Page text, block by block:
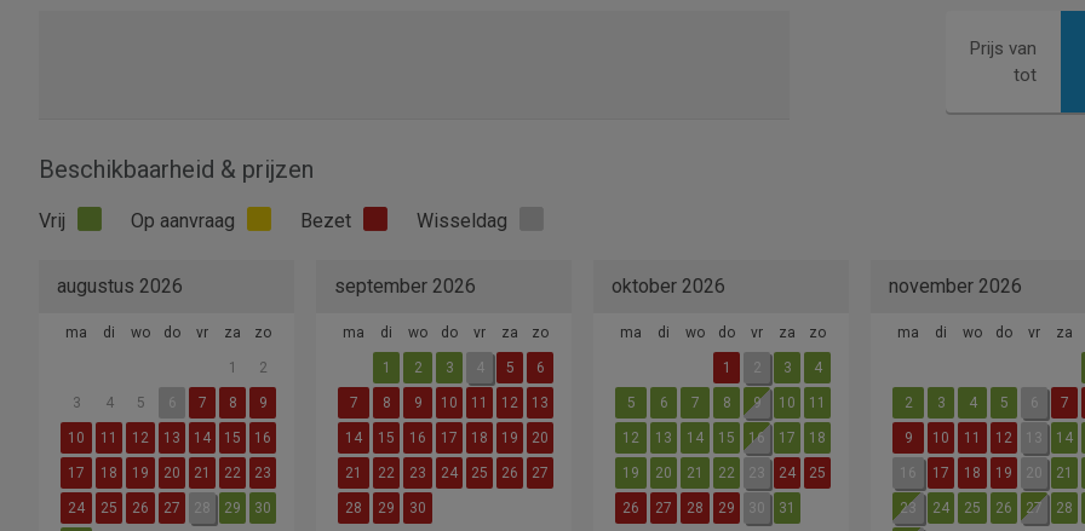
Prijs van
tot
Beschikbaarheid & prijzen
Vrij Op aanvraag Bezet Wisseldag
augustus 2026
ma di wo do vr za zo
1 2
3 4 5 6 7 8 9
10 11 12 13 14 15 16
17 18 19 20 21 22 23
24 25 26 27 28 29 30
september 2026
ma di wo do vr za zo
1 2 3 4 5 6
7 8 9 10 11 12 13
14 15 16 17 18 19 20
21 22 23 24 25 26 27
28 29 30
oktober 2026
ma di wo do vr za zo
1 2 3 4
5 6 7 8 9 10 11
12 13 14 15 16 17 18
19 20 21 22 23 24 25
26 27 28 29 30 31
november 2026
ma di wo do vr za
2 3 4 5 6 7
9 10 11 12 13 14
16 17 18 19 20 21
23 24 25 26 27 28